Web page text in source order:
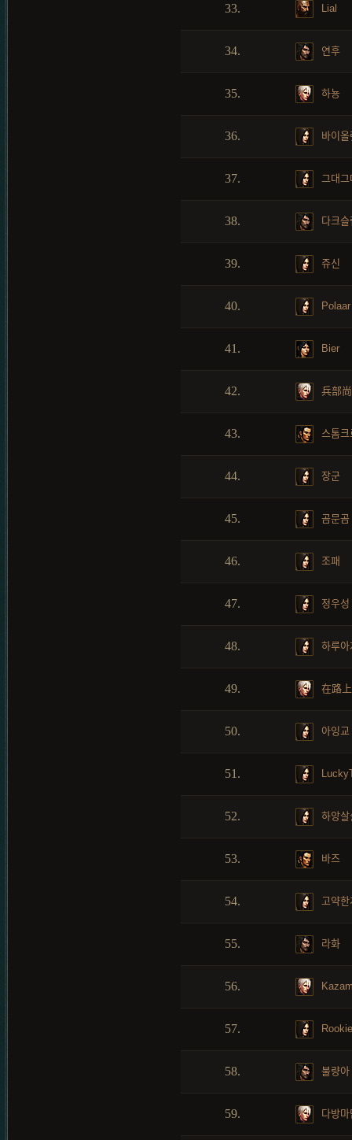
33. Lial
34. 연후
35. 하뇽
36. 바이올
37. 그대
38. 다크슬
39. 쥬신
40. Polaar
41. Bier
42. 兵部
43. 스톰크
44. 장군
45. 곰문곰
46. 조패
47. 정우성
48. 하루아
49. 在路上
50. 아잉교
51.
52. 하앙살
53. 바즈
54. 고약
55. 라화
56.
57. Rookie
58. 불량아
59. 다방마